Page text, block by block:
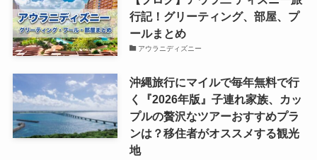
行記！グリーティング、部屋、プ
ールまとめ
アウラニディズニー
沖縄旅行にマイルで毎年無料で行
く『2026年版』子連れ家族、カッ
プルの贅沢なツアーおすすめプラ
ンは？移住者がオススメする観光
地